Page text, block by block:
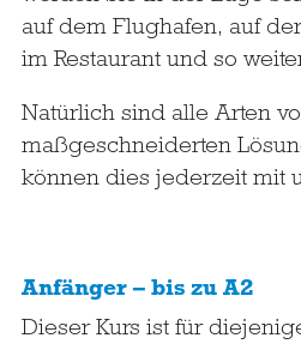
auf dem Flughafen, auf
im Restaurant und so
Natürlich sind alle Arten
maßgeschneiderten
können dies jederzeit mit
Anfänger – bis zu A2
Dieser Kurs ist für